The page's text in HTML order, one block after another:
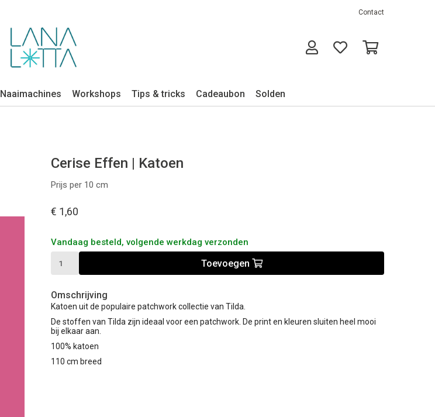
Contact
Naaimachines Workshops Tips & tricks Cadeaubon Solden
Cerise Effen | Katoen
Prijs per 10 cm
€ 1,60
Vandaag besteld, volgende werkdag verzonden
Toevoegen
Omschrijving
Katoen uit de populaire patchwork collectie van Tilda.
De stoffen van Tilda zijn ideaal voor een patchwork. De print en kleuren sluiten heel mooi
bij elkaar aan.
100% katoen
110 cm breed